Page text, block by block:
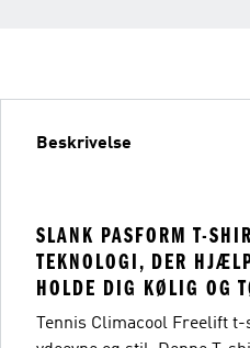
Beskrivelse
SLANK PASFORM T-
TEKNOLOGI, DER
HOLDE DIG KØLIG OG
Tennis Climacool Freelift